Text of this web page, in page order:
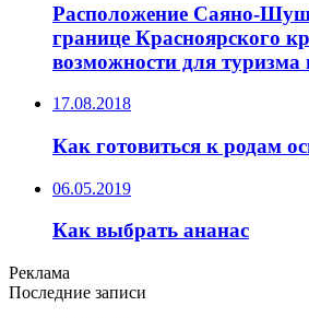
Расположение Саяно-
границе Красноярского
возможности для туризма
17.08.2018
Как готовиться к родам
06.05.2019
Как выбрать ананас
Реклама
Последние записи